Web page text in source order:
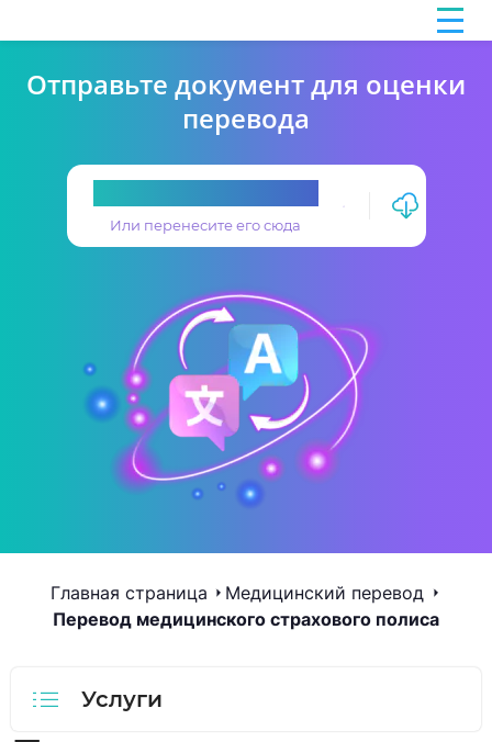
Отправьте документ для оценки
перевода
Или перенесите его сюда
Главная страница
Медицинский перевод
Перевод медицинского страхового полиса
Услуги